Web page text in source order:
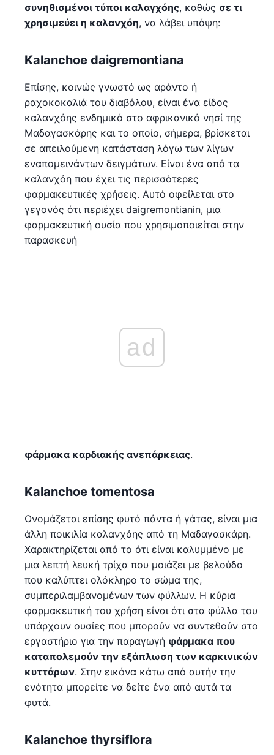
συνηθισμένοι τύποι καλαγχόης, καθώς σε τι
χρησιμεύει η καλανχόη, να λάβει υπόψη:
Kalanchoe daigremontiana
Επίσης, κοινώς γνωστό ως αράντο ή
ραχοκοκαλιά του διαβόλου, είναι ένα είδος
καλανχόης ενδημικό στο αφρικανικό νησί της
Μαδαγασκάρης και το οποίο, σήμερα, βρίσκεται
σε απειλούμενη κατάσταση λόγω των λίγων
εναπομεινάντων δειγμάτων. Είναι ένα από τα
καλανχόη που έχει τις περισσότερες
φαρμακευτικές χρήσεις. Αυτό οφείλεται στο
γεγονός ότι περιέχει daigremontianin, μια
φαρμακευτική ουσία που χρησιμοποιείται στην
παρασκευή
ad
φάρμακα καρδιακής ανεπάρκειας.
Kalanchoe tomentosa
Ονομάζεται επίσης φυτό πάντα ή γάτας, είναι μια
άλλη ποικιλία καλανχόης από τη Μαδαγασκάρη.
Χαρακτηρίζεται από το ότι είναι καλυμμένο με
μια λεπτή λευκή τρίχα που μοιάζει με βελούδο
που καλύπτει ολόκληρο το σώμα της,
συμπεριλαμβανομένων των φύλλων. Η κύρια
φαρμακευτική του χρήση είναι ότι στα φύλλα του
υπάρχουν ουσίες που μπορούν να συντεθούν στο
εργαστήριο για την παραγωγή φάρμακα που
καταπολεμούν την εξάπλωση των καρκινικών
κυττάρων. Στην εικόνα κάτω από αυτήν την
ενότητα μπορείτε να δείτε ένα από αυτά τα
φυτά.
Kalanchoe thyrsiflora